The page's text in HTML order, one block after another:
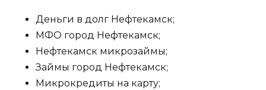
Деньги в долг Нефтекамск;
МФО город Нефтекамск;
Нефтекамск микрозаймы;
Займы город Нефтекамск;
Микрокредиты на карту;